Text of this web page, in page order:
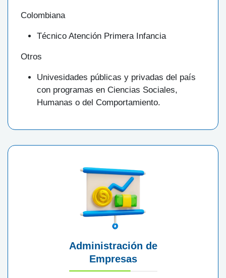
Colombiana
Técnico Atención Primera Infancia
Otros
Univesidades públicas y privadas del país
con programas en Ciencias Sociales,
Humanas o del Comportamiento.
Administración de
Empresas